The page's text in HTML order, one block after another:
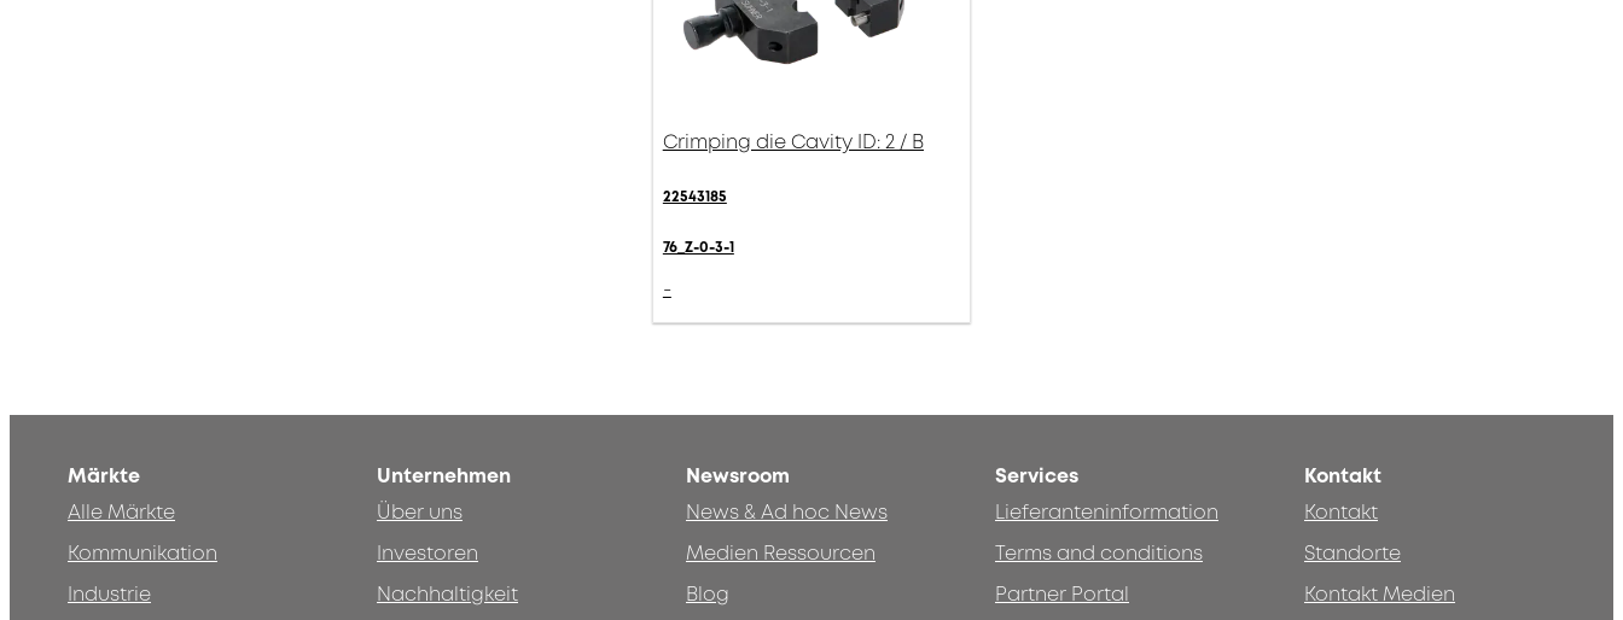
Crimping die Cavity ID: 2 / B
22543185
76_Z-0-3-1
-
Märkte
Alle Märkte
Kommunikation
Industrie
Unternehmen
Über uns
Investoren
Nachhaltigkeit
Newsroom
News & Ad hoc News
Medien Ressourcen
Blog
Services
Lieferanteninformation
Terms and conditions
Partner Portal
Kontakt
Kontakt
Standorte
Kontakt Medien